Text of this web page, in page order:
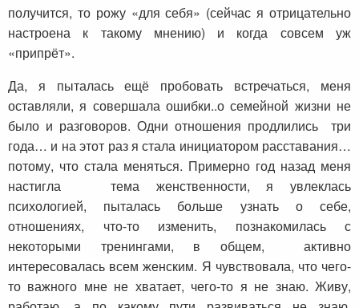
получится, то рожу «для себя» (сейчас я отрицательно
настроена к такому мнению) и когда совсем уж
«припрёт».
Да, я пыталась ещё пробовать встречаться, меня
оставляли, я совершала ошибки..о семейной жизни не
было и разговоров. Одни отношения продлились три
года… и на этот раз я стала инициатором расставания…
потому, что стала меняться. Примерно год назад меня
настигла тема женственности, я увлеклась
психологией, пыталась больше узнать о себе,
отношениях, что-то изменить, познакомилась с
некоторыми тренингами, в общем, активно
интересовалась всем женским. Я чувствовала, что чего-
то важного мне не хватает, чего-то я не знаю. Живу,